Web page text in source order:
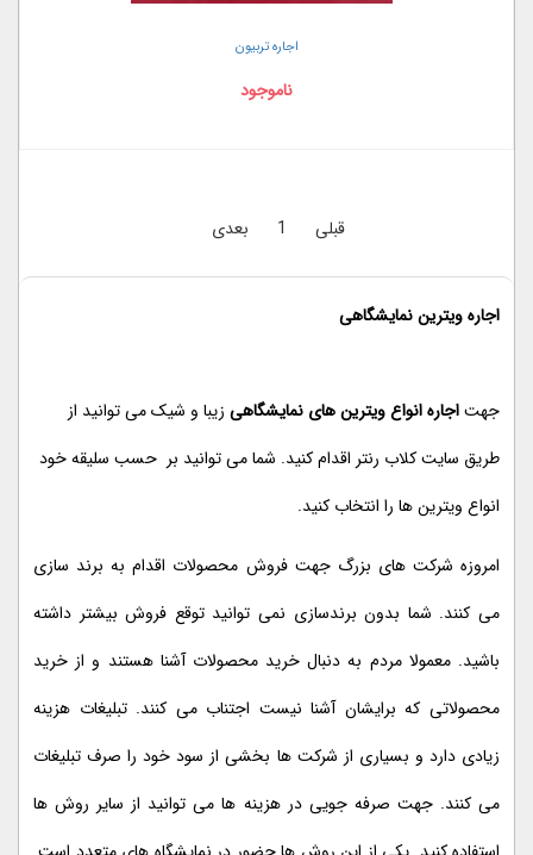
اجاره تربیون
ناموجود
قبلی 1 بعدی
اجاره ویترین نمایشگاهی
جهتاجاره انواع ویترین های نمایشگاهی زیبا و شیک می توانید از
طریق سایت کلاب رنتر اقدام کنید. شما می توانید بر حسب سلیقه خود
انواع ویترین ها را انتخاب کنید.
امروزه شرکت های بزرگ جهت فروش محصولات اقدام به برند سازی
می کنند. شما بدون برندسازی نمی توانید توقع فروش بیشتر داشته
باشید. معمولا مردم به دنبال خرید محصولات آشنا هستند و از خرید
محصولاتی که برایشان آشنا نیست اجتناب می کنند. تبلیغات هزینه
زیادی دارد و بسیاری از شرکت ها بخشی از سود خود را صرف تبلیغات
می کنند. جهت صرفه جویی در هزینه ها می توانید از سایر روش ها